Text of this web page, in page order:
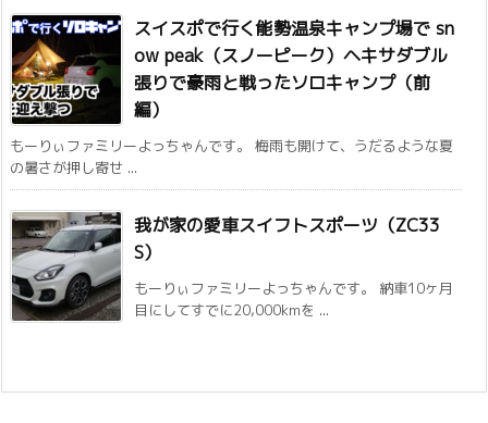
スイスポで行く能勢温泉キャンプ場で sn
ow peak（スノーピーク）ヘキサダブル
張りで豪雨と戦ったソロキャンプ（前
編）
もーりぃファミリーよっちゃんです。 梅雨も開けて、うだるような夏
の暑さが押し寄せ ...
我が家の愛車スイフトスポーツ（ZC33
S）
もーりぃファミリーよっちゃんです。 納車10ヶ月
目にしてすでに20,000kmを ...